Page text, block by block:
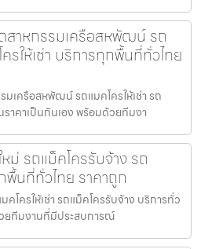
สาหกรรมเครือสหพัฒน์ รถ
รให้เช่า บริการทุกพื้นที่ทั่วไทย
มเครือสหพัฒน์ รถแมคโครให้เช่า รถ
ราคาเป็นกันเอง พร้อมด้วยทีมงา
ม่ รถแม็คโครรับจ้าง รถ
พื้นที่ทั่วไทย ราคาถูก
คโครให้เช่า รถแม็คโครรับจ้าง บริการทั่ว
ยทีมงานที่มีประสบการณ์